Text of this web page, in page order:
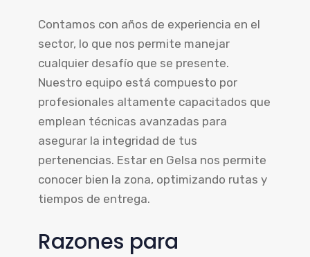
Contamos con años de experiencia en el
sector, lo que nos permite manejar
cualquier desafío que se presente.
Nuestro equipo está compuesto por
profesionales altamente capacitados que
emplean técnicas avanzadas para
asegurar la integridad de tus
pertenencias. Estar en Gelsa nos permite
conocer bien la zona, optimizando rutas y
tiempos de entrega.
Razones para